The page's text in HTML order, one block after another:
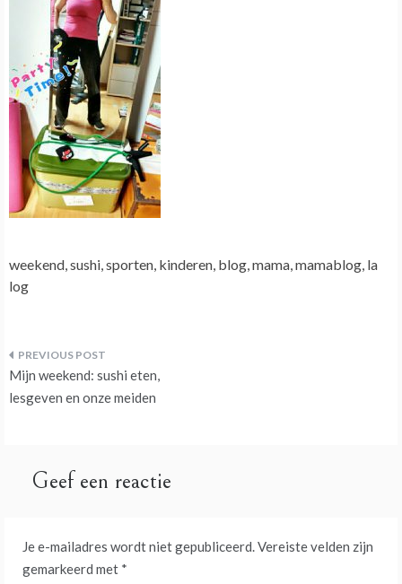
weekend, sushi, sporten, kinderen, blog, mama, mamablog, la
log
Bericht
navigatie
Mijn weekend: sushi eten,
lesgeven en onze meiden
Geef een reactie
Je e-mailadres wordt niet gepubliceerd.Vereiste velden zijn
gemarkeerd met *